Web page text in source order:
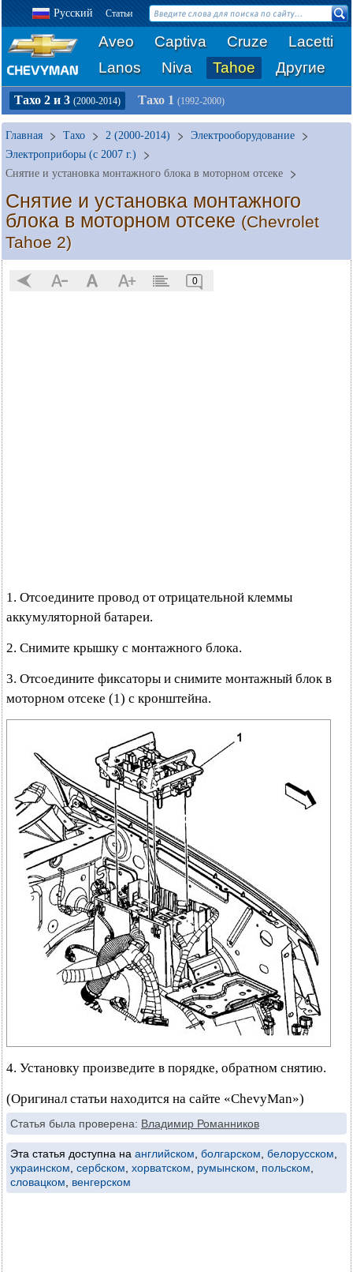
Русский Статьи
Aveo Captiva Cruze
Lacetti
Lanos
Niva Tahoe Другие
Тахо 2 и 3 (2000-2014) Тахо 1 (1992-2000)
Главная Тахо 2 (2000-2014)
Электрооборудование
Электроприборы (с 2007 г.)
Снятие и установка монтажного блока в моторном отсеке
Снятие и установка монтажного
блока в моторном отсеке (Chevrolet
Tahoe 2)
0
1. Отсоедините провод от отрицательной клеммы
аккумуляторной батареи.
2. Снимите крышку с монтажного блока.
3. Отсоедините фиксаторы и снимите монтажный блок в
моторном отсеке (1) с кронштейна.
4. Установку произведите в порядке, обратном снятию.
(Оригинал статьи находится на сайте «ChevyMan»)
Статья была проверена: Владимир Романников
Эта статья доступна на английском болгарском белорусском
украинском сербском хорватском румынском польском
словацком
венгерском